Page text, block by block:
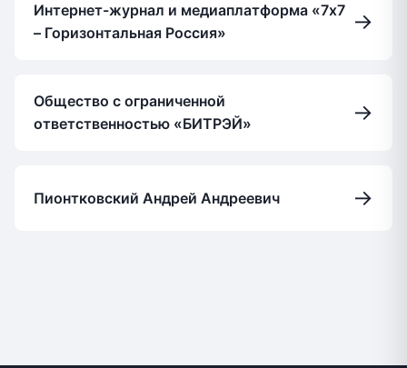
Интернет-журнал и медиаплатформа «7х7
– Горизонтальная Россия»
→
Общество с ограниченной
ответственностью «БИТРЭЙ»
→
Пионтковский Андрей Андреевич →